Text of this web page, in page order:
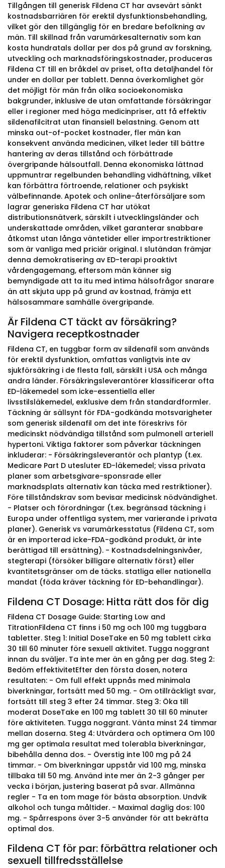
Tillgången till generisk Fildena CT har avsevärt sänkt
kostnadsbarriären för erektil dysfunktionsbehandling,
vilket gör den tillgänglig för en bredare befolkning av
män. Till skillnad från varumärkesalternativ som kan
kosta hundratals dollar per dos på grund av forskning,
utveckling och marknadsföringskostnader, produceras
Fildena CT till en bråkdel av priset, ofta detaljhandel för
under en dollar per tablett. Denna överkomlighet gör
det möjligt för män från olika socioekonomiska
bakgrunder, inklusive de utan omfattande försäkringar
eller i regioner med höga medicinpriser, att få effektiv
sildenafilcitrat utan finansiell belastning. Genom att
minska out-of-pocket kostnader, fler män kan
konsekvent använda medicinen, vilket leder till bättre
hantering av deras tillstånd och förbättrade
övergripande hälsoutfall. Denna ekonomiska lättnad
uppmuntrar regelbunden behandling vidhäftning, vilket
kan förbättra förtroende, relationer och psykiskt
välbefinnande. Apotek och online-återförsäljare som
lagrar generiska Fildena CT har utökat
distributionsnätverk, särskilt i utvecklingsländer och
underskattade områden, vilket garanterar snabbare
åtkomst utan långa väntetider eller importrestriktioner
som är vanliga med priciär original. I slutändan främjar
denna demokratisering av ED-terapi proaktivt
vårdengagemang, eftersom män känner sig
bemyndigade att ta itu med intima hälsofrågor snarare
än att skjuta upp på grund av kostnad, främja ett
hälsosammare samhälle övergripande.
Är Fildena CT täckt av försäkring?
Navigera receptkostnader
Fildena CT, en tuggbar form av sildenafil som används
för erektil dysfunktion, omfattas vanligtvis inte av
sjukförsäkring i de flesta fall, särskilt i USA och många
andra länder. Försäkringsleverantörer klassificerar ofta
ED-läkemedel som icke-essentiella eller
livsstilsläkemedel, exklusive dem från standardformler.
Täckning är sällsynt för FDA-godkända motsvarigheter
som generisk sildenafil om det inte föreskrivs för
medicinskt nödvändiga tillstånd som pulmonell arteriell
hypertoni. Viktiga faktorer som påverkar täckningen
inkluderar: - Försäkringsleverantör och plantyp (t.ex.
Medicare Part D utesluter ED-läkemedel; vissa privata
planer som arbetsgivare-sponsrade eller
marknadsplats alternativ kan täcka med restriktioner).
Före tillståndskrav som bevisar medicinsk nödvändighet.
- Platser och förordningar (t.ex. begränsad täckning i
Europa under offentliga system, mer varierande i privata
planer). Generisk vs varumärkesstatus (Fildena CT, som
är en importerad icke-FDA-godkänd produkt, är inte
berättigad till ersättning). - Kostnadsdelningsnivåer,
stegterapi (försöker billigare alternativ först) eller
kvantitetsgränser om de täcks. statliga eller nationella
mandat (föda kräver täckning för ED-behandlingar).
Fildena CT Dosage: Hitta rätt dos för dig
Fildena CT Dosage Guide: Starting Low and
TitrationFildena CT finns i 50 mg och 100 mg tuggbara
tabletter. Steg 1: Initial DoseTake en 50 mg tablett cirka
30 till 60 minuter före sexuell aktivitet. Tugga noggrant
innan du sväljer. Ta inte mer än en gång per dag. Steg 2:
Bedöm effektivitetEfter den första dosen, notera
resultaten: - Om full effekt uppnås med minimala
biverkningar, fortsätt med 50 mg. - Om otillräckligt svar,
fortsätt till steg 3 efter 24 timmar. Steg 3: Öka till
moderat DoseTake en 100 mg tablett 30 till 60 minuter
före aktiviteten. Tugga noggrant. Vänta minst 24 timmar
mellan doserna. Steg 4: Utvärdera och optimera Om 100
mg ger optimala resultat med tolerabla biverkningar,
bibehålla denna dos. - Överstig inte 100 mg på 24
timmar. - Om biverkningar uppstår vid 100 mg, minska
tillbaka till 50 mg. Använd inte mer än 2-3 gånger per
vecka i början, justering baserat på svar. Allmänna
regler - Ta en tom mage för bästa absorption. Undvik
alkohol och tunga måltider. - Maximal daglig dos: 100
mg. - Spårrespons över 3-5 använder för att bekräfta
optimal dos.
Fildena CT för par: förbättra relationer och
sexuell tillfredsställelse